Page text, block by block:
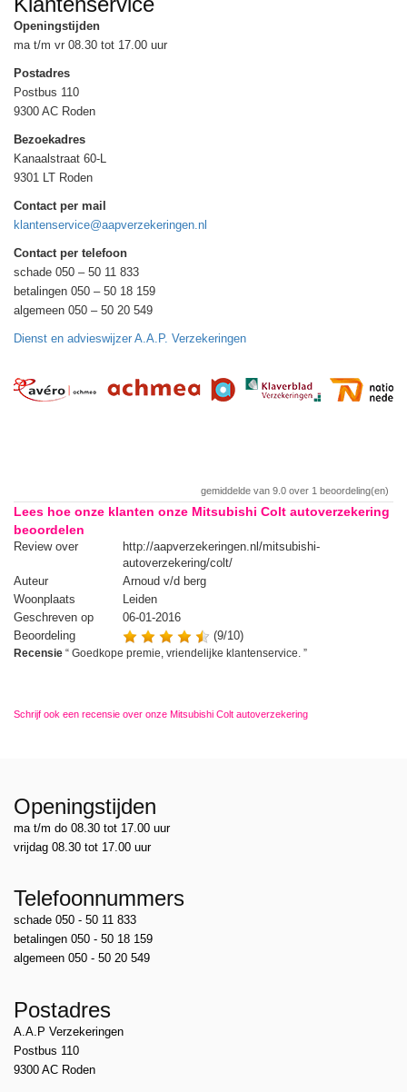
Openingstijden
ma t/m vr 08.30 tot 17.00 uur
Postadres
Postbus 110
9300 AC Roden
Bezoekadres
Kanaalstraat 60-L
9301 LT Roden
Contact per mail
klantenservice@aapverzekeringen.nl
Contact per telefoon
schade 050 – 50 11 833
betalingen 050 – 50 18 159
algemeen 050 – 50 20 549
Dienst en advieswijzer A.A.P. Verzekeringen
Lees hoe onze klanten onze Mitsubishi Colt autoverzekering
beoordelen
Review over
http://aapverzekeringen.nl/mitsubishi-
autoverzekering/colt/
Auteur
Arnoud v/d berg
Woonplaats
Leiden
Geschreven op
06-01-2016
Beoordeling
(9/10)
Recensie “ Goedkope premie, vriendelijke klantenservice. ”
gemiddelde van 9.0 over 1 beoordeling(en)
Schrijf ook een recensie over onze Mitsubishi Colt autoverzekering
Openingstijden
ma t/m do 08.30 tot 17.00 uur
vrijdag 08.30 tot 17.00 uur
Telefoonnummers
schade 050 - 50 11 833
betalingen 050 - 50 18 159
algemeen 050 - 50 20 549
Postadres
A.A.P Verzekeringen
Postbus 110
9300 AC Roden